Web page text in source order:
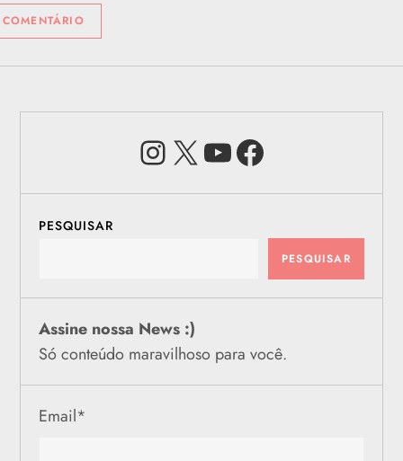
Instagram
X Youtube
PESQUISAR
PESQUISAR
Assine nossa News :)
Só conteúdo maravilhoso para você.
Email*